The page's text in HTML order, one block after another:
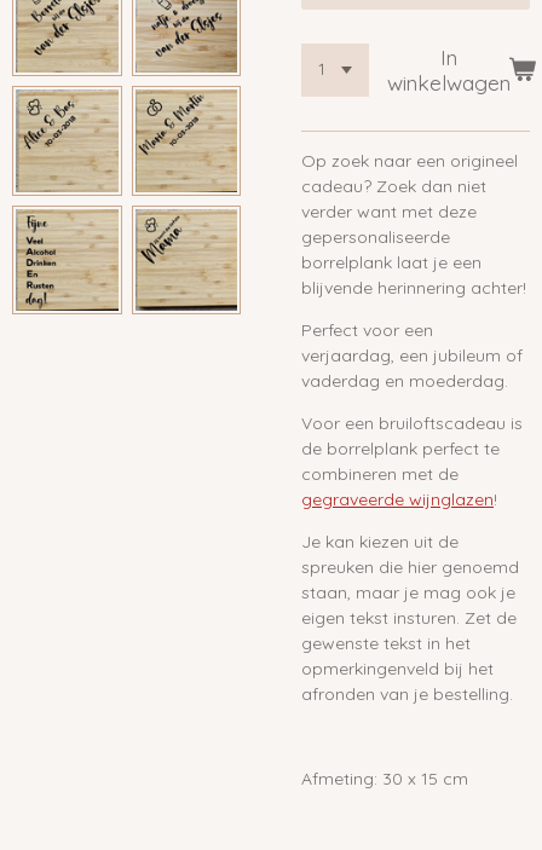
In
winkelwagen
Op zoek naar een origineel
cadeau? Zoek dan niet
verder want met deze
gepersonaliseerde
borrelplank laat je een
blijvende herinnering achter!
Perfect voor een
verjaardag, een jubileum of
vaderdag en moederdag.
Voor een bruiloftscadeau is
de borrelplank perfect te
combineren met de
gegraveerde wijnglazen!
Je kan kiezen uit de
spreuken die hier genoemd
staan, maar je mag ook je
eigen tekst insturen. Zet de
gewenste tekst in het
opmerkingenveld bij het
afronden van je bestelling.
Afmeting: 30 x 15 cm